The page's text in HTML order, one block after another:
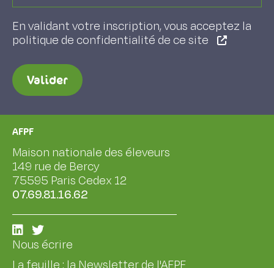
En validant votre inscription, vous acceptez la
politique de confidentialité de ce site
Valider
AFPF
Maison nationale des éleveurs
149 rue de Bercy
75595 Paris Cedex 12
07.69.81.16.62
Nous écrire